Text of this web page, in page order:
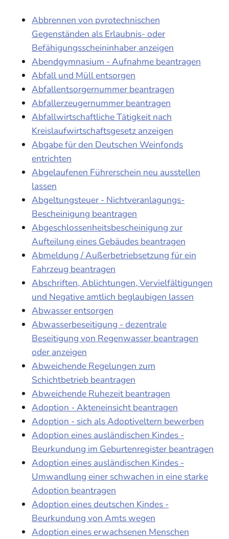
Abbrennen von pyrotechnischen
Gegenständen als Erlaubnis- oder
Befähigungsscheininhaber anzeigen
Abendgymnasium - Aufnahme beantragen
Abfall und Müll entsorgen
Abfallentsorgernummer beantragen
Abfallerzeugernummer beantragen
Abfallwirtschaftliche Tätigkeit nach
Kreislaufwirtschaftsgesetz anzeigen
Abgabe für den Deutschen Weinfonds
entrichten
Abgelaufenen Führerschein neu ausstellen
lassen
Abgeltungsteuer - Nichtveranlagungs-
Bescheinigung beantragen
Abgeschlossenheitsbescheinigung zur
Aufteilung eines Gebäudes beantragen
Abmeldung / Außerbetriebsetzung für ein
Fahrzeug beantragen
Abschriften, Ablichtungen, Vervielfältigungen
und Negative amtlich beglaubigen lassen
Abwasser entsorgen
Abwasserbeseitigung - dezentrale
Beseitigung von Regenwasser beantragen
oder anzeigen
Abweichende Regelungen zum
Schichtbetrieb beantragen
Abweichende Ruhezeit beantragen
Adoption - Akteneinsicht beantragen
Adoption - sich als Adoptiveltern bewerben
Adoption eines ausländischen Kindes -
Beurkundung im Geburtenregister beantragen
Adoption eines ausländischen Kindes -
Umwandlung einer schwachen in eine starke
Adoption beantragen
Adoption eines deutschen Kindes -
Beurkundung von Amts wegen
Adoption eines erwachsenen Menschen